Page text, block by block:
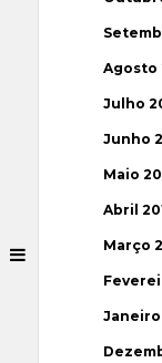
Agosto
Julho
Junho
Maio
Abril
Março
Janeiro